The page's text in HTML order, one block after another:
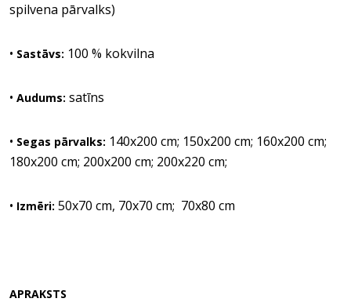
spilvena pārvalks)
• Sastāvs: 100 % kokvilna
• Audums: satīns
• Segas pārvalks: 140x200 cm; 150x200 cm; 160x200 cm;
180x200 cm; 200x200 cm; 200x220 cm;
• Izmēri: 50x70 cm, 70x70 cm; 70x80 cm
APRAKSTS